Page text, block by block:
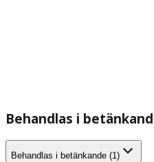
Behandlas i
Behandlas i betänkande (1)